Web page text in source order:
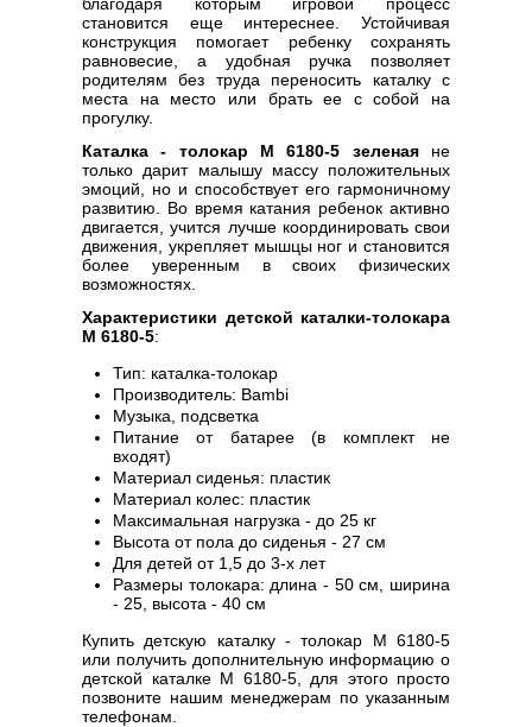
становится еще интереснее. Устойчивая
конструкция помогает ребенку сохранять
равновесие, а удобная ручка позволяет
родителям без труда переносить каталку с
места на место или брать ее с собой на
прогулку.
Каталка - толокар M 6180-5 зеленаяне
только дарит малышу массу положительных
эмоций, но и способствует его гармоничному
развитию. Во время катания ребенок активно
двигается, учится лучше координировать свои
движения, укрепляет мышцы ног и становится
более уверенным в своих физических
возможностях.
Характеристики детской каталки-толокара
M 6180-5:
Тип: каталка-толокар
Производитель: Bambi
Музыка, подсветка
Питание от батарее (в комплект не
входят)
Материал сиденья: пластик
Материал колес: пластик
Максимальная нагрузка - до 25 кг
Высота от пола до сиденья - 27 см
Для детей от 1,5 до 3-х лет
Размеры толокара: длина - 50 см, ширина
- 25, высота - 40 см
Купить детскую каталку - толокар M 6180-5
или получить дополнительную информацию о
детской каталке M 6180-5, для этого просто
позвоните нашим менеджерам по указанным
телефонам.